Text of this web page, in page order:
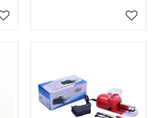
Lägg till i favoriter Lägg